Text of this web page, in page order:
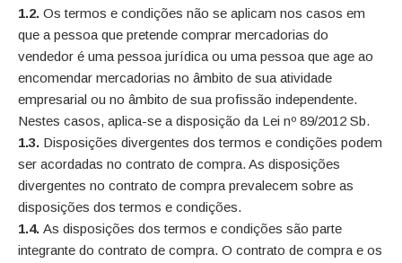
1.2.Os termos e condições não se aplicam nos casos em
que a pessoa que pretende comprar mercadorias do
vendedor é uma pessoa jurídica ou uma pessoa que age ao
encomendar mercadorias no âmbito de sua atividade
empresarial ou no âmbito de sua profissão independente.
Nestes casos, aplica-se a disposição da Lei nº 89/2012 Sb.
1.3. Disposições divergentes dos termos e condições podem
ser acordadas no contrato de compra. As disposições
divergentes no contrato de compra prevalecem sobre as
disposições dos termos e condições.
1.4.As disposições dos termos e condições são parte
integrante do contrato de compra. O contrato de compra e os